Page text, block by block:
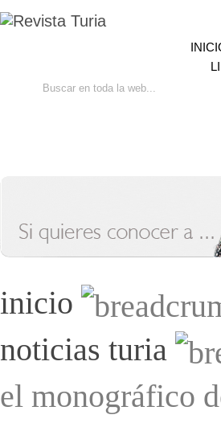
inicio
noticias turia
el monográfico